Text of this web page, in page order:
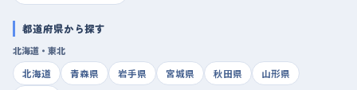
都道府県から探す
北海道・東北
北海道
青森県 岩手県 宮城県 秋田県
山形県